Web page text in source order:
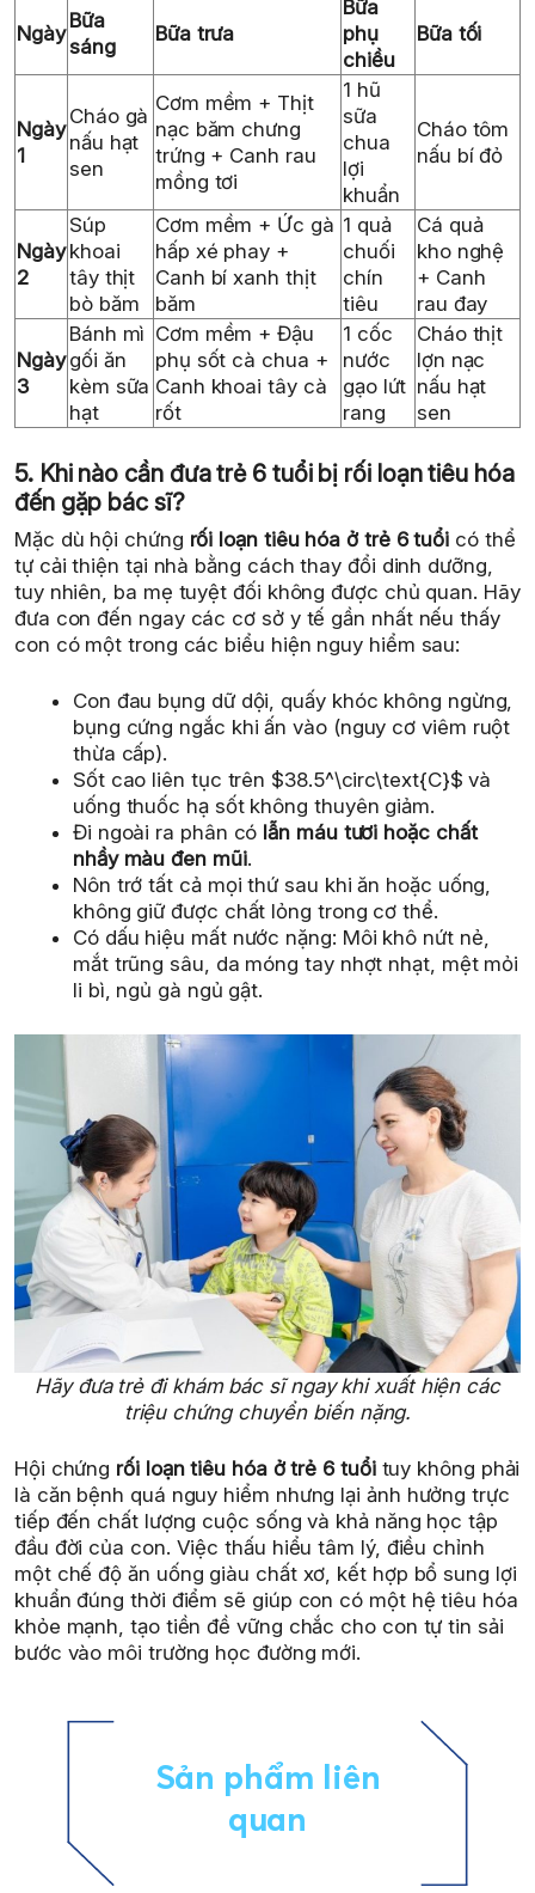
Ngày
Bữa
sáng
Bữa trưa
Bữa
phụ
chiều
Bữa tối
Ngày
1
Cháo gà
nấu hạt
sen
Cơm mềm + Thịt
nạc băm chưng
trứng + Canh rau
mồng tơi
1 hũ
sữa
chua
lợi
khuẩn
Cháo tôm
nấu bí đỏ
Ngày
2
Súp
khoai
tây thịt
bò băm
Cơm mềm + Ức gà
hấp xé phay +
Canh bí xanh thịt
băm
1 quả
chuối
chín
tiêu
Cá quả
kho nghệ
+ Canh
rau đay
Ngày
3
Bánh mì
gối ăn
kèm sữa
hạt
Cơm mềm + Đậu
phụ sốt cà chua +
Canh khoai tây cà
rốt
1 cốc
nước
gạo lứt
rang
Cháo thịt
lợn nạc
nấu hạt
sen
5. Khi nào cần đưa trẻ 6 tuổi bị rối loạn tiêu hóa
đến gặp bác sĩ?
Mặc dù hội chứng rối loạn tiêu hóa ở trẻ 6 tuổi có thể
tự cải thiện tại nhà bằng cách thay đổi dinh dưỡng,
tuy nhiên, ba mẹ tuyệt đối không được chủ quan. Hãy
đưa con đến ngay các cơ sở y tế gần nhất nếu thấy
con có một trong các biểu hiện nguy hiểm sau:
Con đau bụng dữ dội, quấy khóc không ngừng,
bụng cứng ngắc khi ấn vào (nguy cơ viêm ruột
thừa cấp).
Sốt cao liên tục trên $38.5^\circ\text{C}$ và
uống thuốc hạ sốt không thuyên giảm.
Đi ngoài ra phân có lẫn máu tươi hoặc chất
nhầy màu đen mũi.
Nôn trớ tất cả mọi thứ sau khi ăn hoặc uống,
không giữ được chất lỏng trong cơ thể.
Có dấu hiệu mất nước nặng: Môi khô nứt nẻ,
mắt trũng sâu, da móng tay nhợt nhạt, mệt mỏi
li bì, ngủ gà ngủ gật.
Hãy đưa trẻ đi khám bác sĩ ngay khi xuất hiện các
triệu chứng chuyển biến nặng.
Hội chứng rối loạn tiêu hóa ở trẻ 6 tuổituy không phải
là căn bệnh quá nguy hiểm nhưng lại ảnh hưởng trực
tiếp đến chất lượng cuộc sống và khả năng học tập
đầu đời của con. Việc thấu hiểu tâm lý, điều chỉnh
một chế độ ăn uống giàu chất xơ, kết hợp bổ sung lợi
khuẩn đúng thời điểm sẽ giúp con có một hệ tiêu hóa
khỏe mạnh, tạo tiền đề vững chắc cho con tự tin sải
bước vào môi trường học đường mới.
Sản phẩm liên
quan